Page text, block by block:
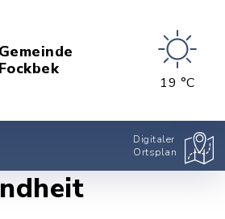
Gemeinde
Fockbek
19 °C
Digitaler
Ortsplan